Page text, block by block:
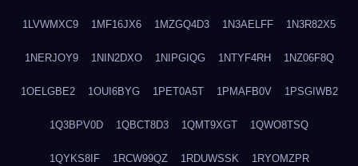
1LVWMXC9 1MF16JX6 1MZGQ4D3 1N3AELFF 1N3R82X5
1NERJOY9 1NIN2DXO 1NIPGIQG 1NTYF4RH 1NZ06F8Q
1OELGBE2 1OUI6BYG 1PET0A5T 1PMAFB0V 1PSGIWB2
1Q3BPV0D 1QBCT8D3 1QMT9XGT 1QWO8TSQ
1QYKS8IF 1RCW99QZ 1RDUWSSK 1RYOMZPR